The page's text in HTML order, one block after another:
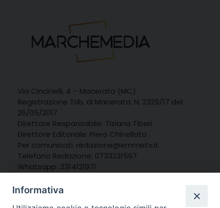
Via Cincinelli, 4 – Macerata (MC)
Registrazione Trib. di Macerata: N. 2329/17 del
26/05/2017
Direttore Responsabile: Tiziana Tiberi
Direttore Editoriale: Piero Chinellato
Per comunicati: redazione@emmetv.it
Telefono Redazione: 0733231567
Whatsapp: 3314121971
Informativa